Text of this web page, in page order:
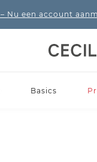
– Nu een account
Basics